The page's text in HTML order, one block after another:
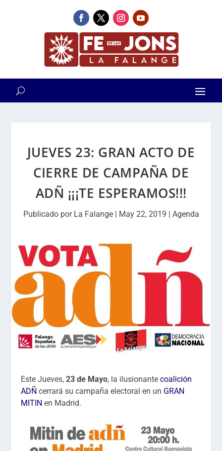
JUEVES 23: GRAN ACTO DE
CIERRE DE CAMPAÑA DE
ADÑ ¡¡¡TE ESPERAMOS!!!
Publicado por La Falange| May 22, 2019 | Agenda
Este Jueves,23 de Mayo, la ilusionantecoalición
ADÑ cerrará su campaña electoral en un GRAN
MITIN en Madrid.